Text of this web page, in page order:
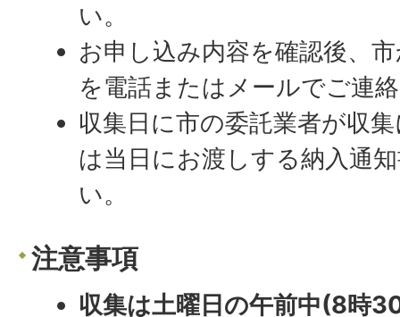
い。
お申し込み内容を確認後、
を電話またはメールでご連
収集日に市の委託業者が収
は当日にお渡しする納入通
い。
注意事項
収集は土曜日の午前中(8時